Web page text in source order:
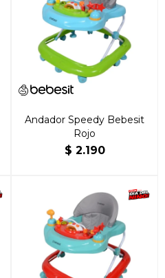
Andador Speedy Bebesit
Rojo
$ 2.190